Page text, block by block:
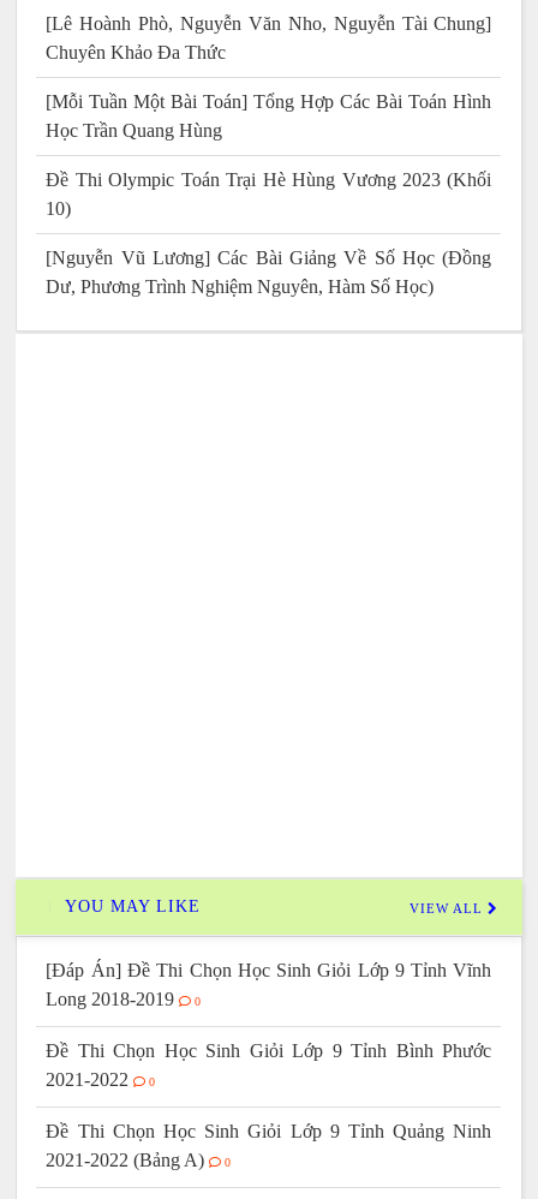
[Lê Hoành Phò, Nguyễn Văn Nho, Nguyễn Tài Chung]
Chuyên Khảo Đa Thức
[Mỗi Tuần Một Bài Toán] Tổng Hợp Các Bài Toán Hình
Học Trần Quang Hùng
Đề Thi Olympic Toán Trại Hè Hùng Vương 2023 (Khối
10)
[Nguyễn Vũ Lương] Các Bài Giảng Về Số Học (Đồng
Dư, Phương Trình Nghiệm Nguyên, Hàm Số Học)
YOU MAY LIKE VIEW ALL
[Đáp Án] Đề Thi Chọn Học Sinh Giỏi Lớp 9 Tỉnh Vĩnh
Long 2018-2019
0
Đề Thi Chọn Học Sinh Giỏi Lớp 9 Tỉnh Bình Phước
2021-2022
0
Đề Thi Chọn Học Sinh Giỏi Lớp 9 Tỉnh Quảng Ninh
2021-2022 (Bảng A)
0